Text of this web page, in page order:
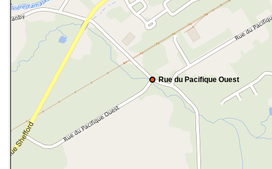
Rue du Pacifique Ouest